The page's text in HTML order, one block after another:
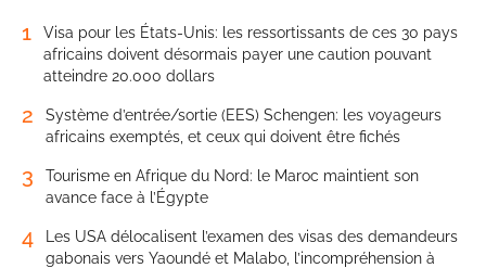
1
Visa pour les États-Unis: les ressortissants de ces 30 pays
africains doivent désormais payer une caution pouvant
atteindre 20.000 dollars
2
Système d’entrée/sortie (EES) Schengen: les voyageurs
africains exemptés, et ceux qui doivent être fichés
3
Tourisme en Afrique du Nord: le Maroc maintient son
avance face à l’Égypte
4
Les USA délocalisent l’examen des visas des demandeurs
gabonais vers Yaoundé et Malabo, l’incompréhension à